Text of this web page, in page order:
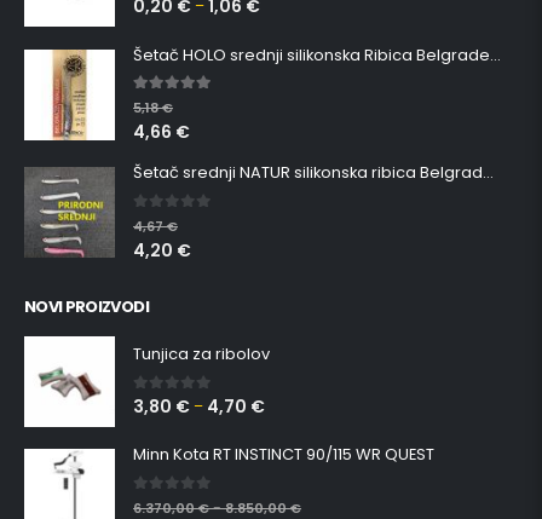
0,20 € –1,06 €
Šetač HOLO srednji silikonska Ribica Belgrade Walker
5.00out of 5
5,18€
4,66 €
Šetač srednji NATUR silikonska ribica Belgrade Walker
0 out of 5
4,67€
4,20 €
NOVI PROIZVODI
Tunjica za ribolov
0 out of 5
3,80 € – 4,70 €
Minn Kota RT INSTINCT 90/115 WR QUEST
0 out of 5
6.370,00€–8.850,00€